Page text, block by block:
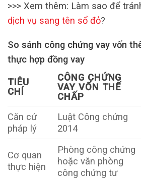
>>> Xem thêm: Làm sao để
dịch vụ sang tên sổ đỏ?
So sánh công chứng vay vốn
thực hợp đồng vay
TIÊU
CHÍ
CÔNG CHỨNG
VAY VỐN THẾ
CHẤP
Căn cứ
pháp lý
Luật Công chứng
2014
Cơ quan
thực hiện
Phòng công chứng
hoặc văn phòng
công chứng tư